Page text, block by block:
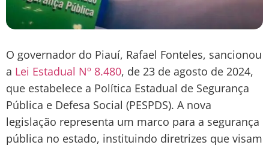
O governador do Piauí, Rafael Fonteles, sancionou
a Lei Estadual Nº 8.480, de 23 de agosto de 2024,
que estabelece a Política Estadual de Segurança
Pública e Defesa Social (PESPDS). A nova
legislação representa um marco para a segurança
pública no estado, instituindo diretrizes que visam